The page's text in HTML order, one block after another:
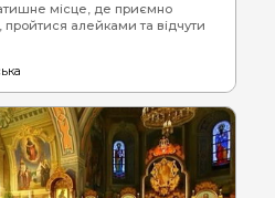
місце, де приємно
алейками та відчути